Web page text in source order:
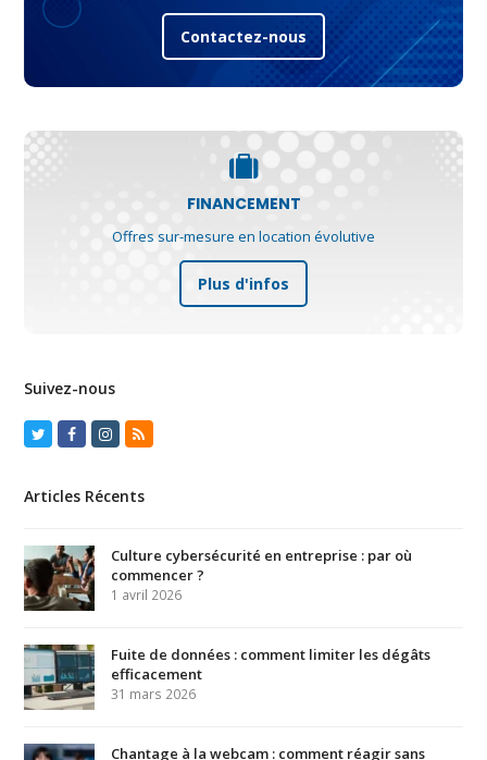
Contactez-nous
FINANCEMENT
Offres sur-mesure en location évolutive
Plus d'infos
Suivez-nous
TwitterFacebook
Instagram
RSS
Articles Récents
Culture cybersécurité en entreprise : par où
commencer ?
1 avril 2026
Fuite de données : comment limiter les dégâts
efficacement
31 mars 2026
Chantage à la webcam : comment réagir sans